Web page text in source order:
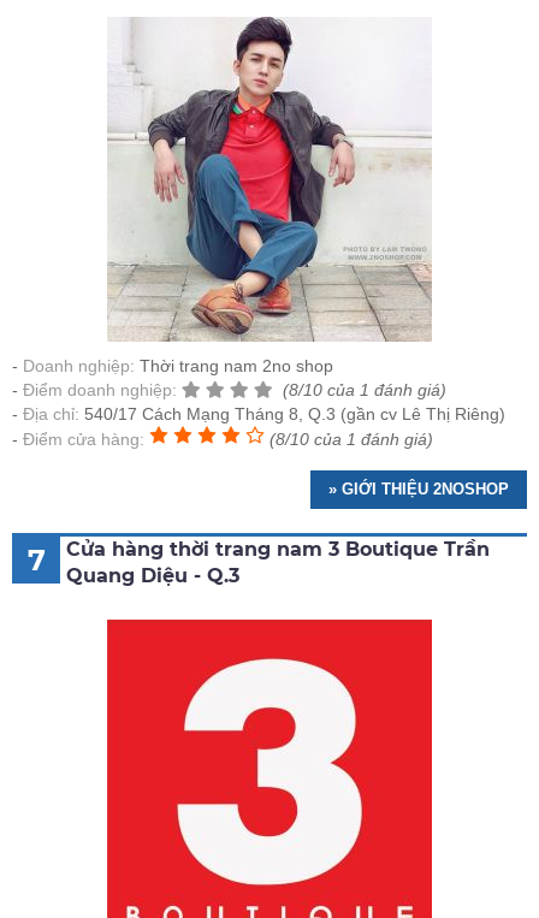
Doanh nghiệp: Thời trang nam 2no shop
Điểm doanh nghiệp:
(8/10 của 1 đánh giá)
Địa chỉ: 540/17 Cách Mạng Tháng 8, Q.3 (gần cv Lê Thị Riêng)
Điểm cửa hàng:
(8/10 của 1 đánh giá)
» GIỚI THIỆU 2NOSHOP
7
Cửa hàng thời trang nam 3 Boutique Trần
Quang Diệu - Q.3